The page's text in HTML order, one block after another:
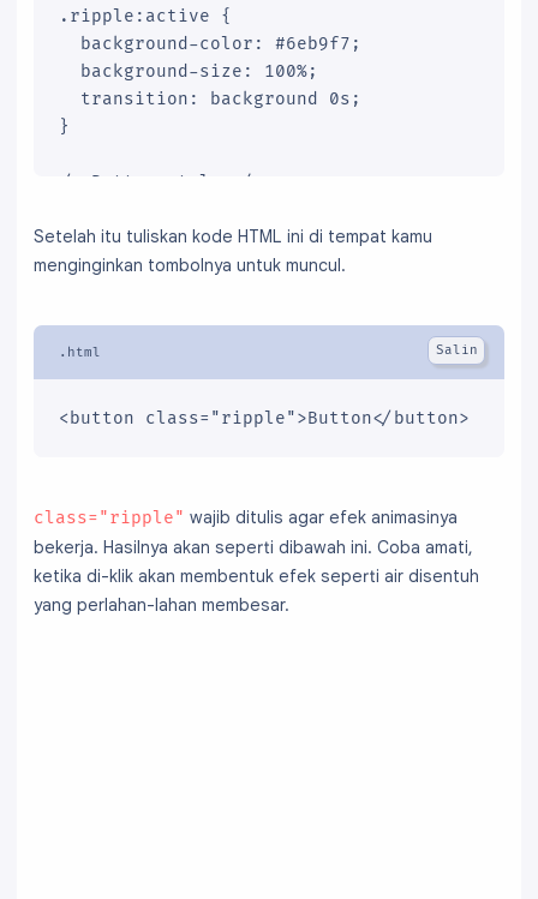
.ripple:active {
  background-color: #6eb9f7;
  background-size: 100%;
  transition: background 0s;
}
/* Button style */
  border: none;
  border-radius: 2px;
  text-transform: uppercase;
  cursor: pointer;
  background-color: #2196f3;
}
Setelah itu tuliskan kode HTML ini di tempat kamu
menginginkan tombolnya untuk muncul.
<button class="ripple">Button</button>
class="ripple" wajib ditulis agar efek animasinya
bekerja. Hasilnya akan seperti dibawah ini. Coba amati,
ketika di-klik akan membentuk efek seperti air disentuh
yang perlahan-lahan membesar.